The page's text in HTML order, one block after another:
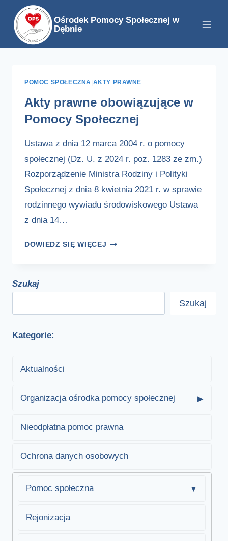
Przejdź
treści
Ośrodek Pomocy Społecznej w
Dębnie
POMOC SPOŁECZNA AKTY PRAWNE
Akty prawne obowiązujące w
Pomocy Społecznej
Ustawa z dnia 12 marca 2004 r. o pomocy
społecznej (Dz. U. z 2024 r. poz. 1283 ze zm.)
Rozporządzenie Ministra Rodziny i Polityki
Społecznej z dnia 8 kwietnia 2021 r. w sprawie
rodzinnego wywiadu środowiskowego Ustawa
z dnia 14…
DOWIEDZ SIĘ WIĘCEJ AKTY
POMOCY
Szukaj
Szukaj
Kategorie:
Aktualności
Organizacja ośrodka pomocy społecznej
Nieodpłatna pomoc prawna
Ochrona danych osobowych
Pomoc społeczna
Rejonizacja